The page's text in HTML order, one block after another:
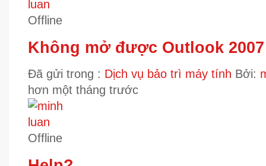
Offline
Không mở được Outlook 2007
Đã gửi trong : Dịch vụ bảo trì máy tính Bởi:
hơn một tháng trước
Offline